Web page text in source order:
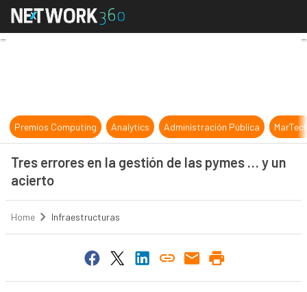
Tres errores en la gestión de las
Premios Computing Analytics Administración Pública
Tres errores en la gestión de las pymes … y un
acierto
Home Infraestructuras